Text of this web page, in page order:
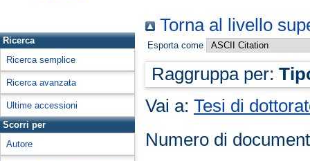
Ricerca
Ricerca semplice
Ricerca avanzata
Ultime accessioni
Scorri per
Autore
Torna al livello
Esporta come
Raggruppa per:
Vai a:Tesi di
Numero di